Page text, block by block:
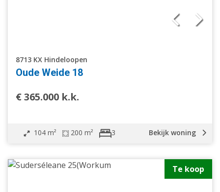
8713 KX Hindeloopen
Oude Weide 18
€ 365.000 k.k.
104 m² 200 m² 3 Bekijk woning
Te koop